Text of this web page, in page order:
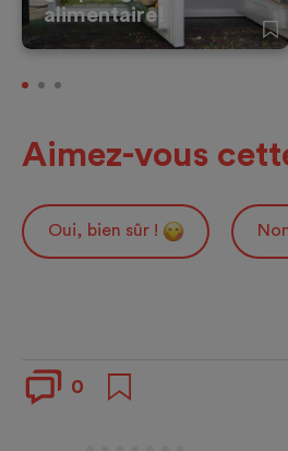
alimentaire!
Aimez-vous
Oui, bien sûr !
0